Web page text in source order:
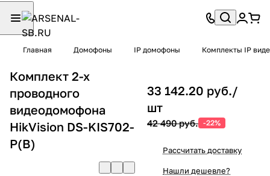
Главная Домофоны IP домофоны Комплекты IP
Комплект 2-х
проводного
видеодомофона
HikVision DS-KIS702-
P(B)
33 142.20 руб./
шт
42 490 руб. -22%
Рассчитать доставку
Нашли дешевле?